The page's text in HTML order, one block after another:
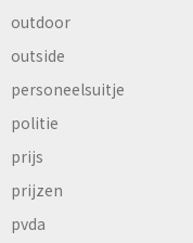
outdoor
outside
personeelsuitje
politie
prijs
prijzen
pvda